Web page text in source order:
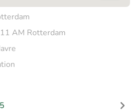
AM Rotterdam